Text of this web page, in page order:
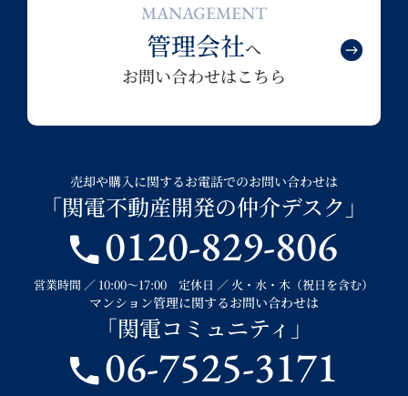
MANAGEMENT
管理会社へ
お問い合わせはこちら
売却や購入に関するお電話でのお問い合わせは
「関電不動産開発の仲介デスク」
0120-829-806
営業時間 ／ 10:00～17:00 定休日 ／ 火・水・木（祝日を含む）
マンション管理に関するお問い合わせは
「関電コミュニティ」
06-7525-3171